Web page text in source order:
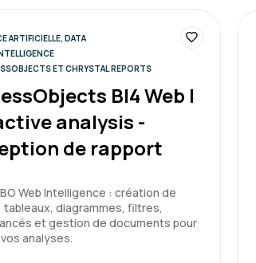
ARTIFICIELLE, DATA
ET CHRYSTAL REPORTS
BI4 Web I
analysis -
de rapport
Web Intelligence : création de
diagrammes, filtres,
et gestion de documents pour
analyses.